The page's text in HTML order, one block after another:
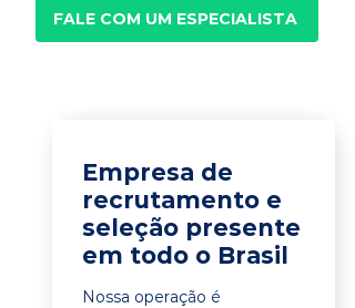
FALE COM UM ESPECIALISTA
Empresa de
recrutamento e
seleção presente
em todo o Brasil
Nossa operação é